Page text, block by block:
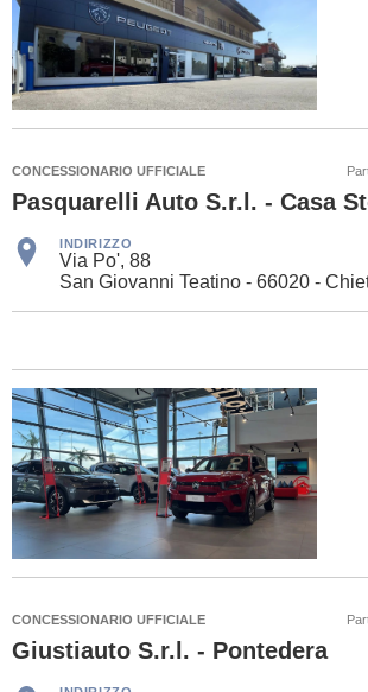
CONCESSIONARIO UFFICIALE
Pasquarelli Auto S.r.l. - Casa
INDIRIZZO
Via Po', 88
San Giovanni Teatino - 66020 -
CONCESSIONARIO UFFICIALE
Giustiauto S.r.l. - Pontedera